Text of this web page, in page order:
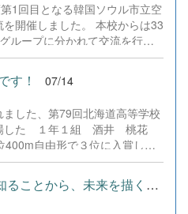
学年通信NO2 .pdf &nbsp;
1回目となる韓国ソウル市立空
開催しました。 本校からは33
ループに分かれて交流を行い
事前に準備したスライドを使
ションに挑戦。韓国語や英
、終始なごやかで楽しそうな
います。この継続的な交流を通
に深め、異文化理解力を育み
長へとつなげてまいります。
す！ 07/14
した、第79回北海道高等学校
場した １年１組 酒井 桃花
400m自由形で３位に入賞し、
す。応援よろしくお願いしま
【MIRAI探究】「自分を知ることから、未来を描く一歩へ」を実施し...